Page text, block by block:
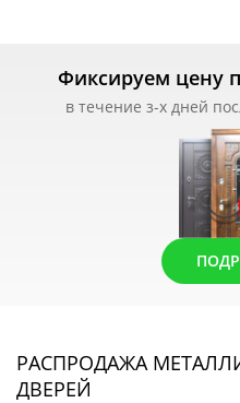
Фиксируем цену
в течение з-х дней
РАСПРОДАЖА
ДВЕРЕЙ